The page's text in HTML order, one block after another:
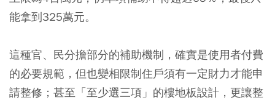
能拿到325萬元。
這種官、民分擔部分的補助機制，確實是使用者付費
的必要規範，但也變相限制住戶須有一定財力才能申
請整修；甚至「至少選三項」的樓地板設計，更讓整